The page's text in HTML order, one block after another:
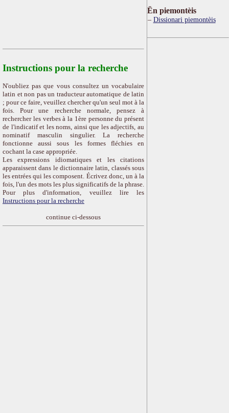
Instructions pour la recherche
N'oubliez pas que vous consultez un vocabulaire
latin et non pas un traducteur automatique de latin
; pour ce faire, veuillez chercher qu'un seul mot à la
fois. Pour une recherche normale, pensez à
rechercher les verbes à la 1ère personne du présent
de l'indicatif et les noms, ainsi que les adjectifs, au
nominatif masculin singulier. La recherche
fonctionne aussi sous les formes fléchies en
cochant la case appropriée.
Les expressions idiomatiques et les citations
apparaissent dans le dictionnaire latin, classés sous
les entrées qui les composent. Écrivez donc, un à la
fois, l'un des mots les plus significatifs de la phrase.
Pour plus d'information, veuillez lire les
Instructions pour la recherche
continue ci-dessous
Ën piemontèis
Dissionari piemontèis